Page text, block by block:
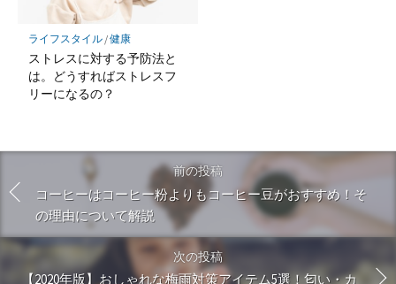
ライフスタイル/健康
ストレスに対する予防法と
は。どうすればストレスフ
リーになるの？
前の投稿
コーヒーはコーヒー粉よりもコーヒー豆がおすすめ！そ
の理由について解説
次の投稿
【2020年版】おしゃれな梅雨対策アイテム5選！匂い・カ